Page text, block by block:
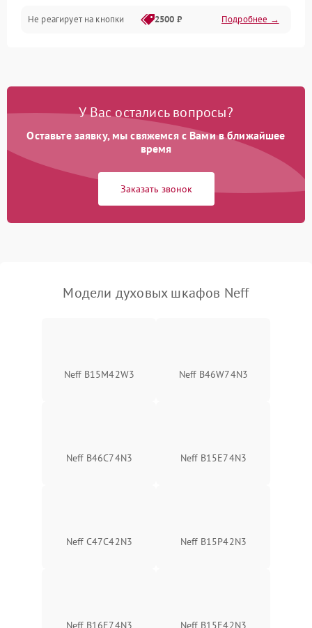
Не реагирует на кнопки 2500 ₽ Подробнее →
У Вас остались вопросы?
Оставьте заявку, мы свяжемся с Вами в ближайшее
время
Заказать звонок
Модели духовых шкафов Neff
Neff B15M42W3 Neff B46W74N3
Neff B46C74N3 Neff B15E74N3
Neff C47C42N3 Neff B15P42N3
Neff B16E74N3 Neff B15E42N3